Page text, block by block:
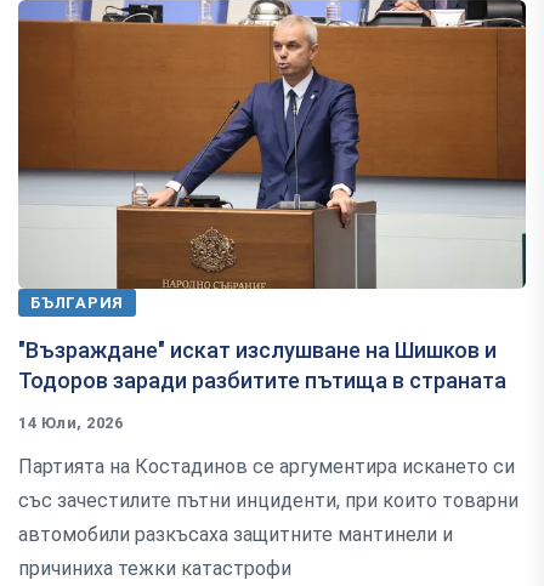
БЪЛГАРИЯ
"Възраждане" искат изслушване на Шишков и
Тодоров заради разбитите пътища в страната
14 Юли, 2026
Партията на Костадинов се аргументира искането си
със зачестилите пътни инциденти, при които товарни
автомобили разкъсаха защитните мантинели и
причиниха тежки катастрофи